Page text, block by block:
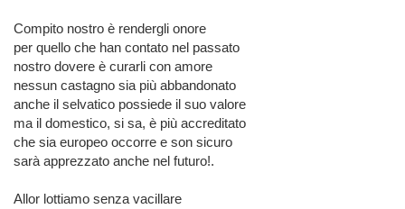
Compito nostro è rendergli onore
per quello che han contato nel passato
nostro dovere è curarli con amore
nessun castagno sia più abbandonato
anche il selvatico possiede il suo valore
ma il domestico, si sa, è più accreditato
che sia europeo occorre e son sicuro
sarà apprezzato anche nel futuro!.
Allor lottiamo senza vacillare